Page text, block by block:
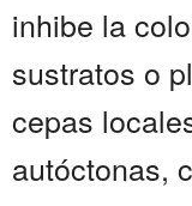
inhibe la
sustratos o
cepas
autóctonas,